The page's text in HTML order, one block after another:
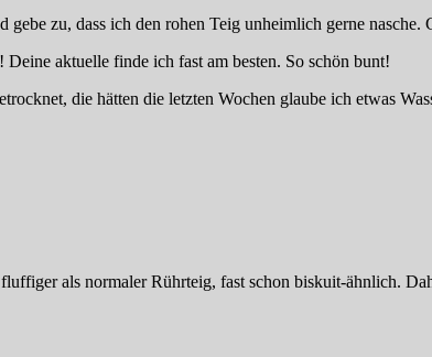
zu, dass ich den rohen Teig unheimlich gerne
aktuelle finde ich fast am besten. So schön bunt!
die hätten die letzten Wochen glaube ich etwas
als normaler Rührteig, fast schon biskuit-ähnlich.